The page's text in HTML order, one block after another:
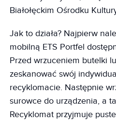
Białołęckim Ośrodku
Jak to działa? Najpierw
mobilną ETS Portfel
Przed wrzuceniem butelki
zeskanować swój
recyklomacie. Następnie
surowce do urządzenia, a
Recyklomat przyjmuje